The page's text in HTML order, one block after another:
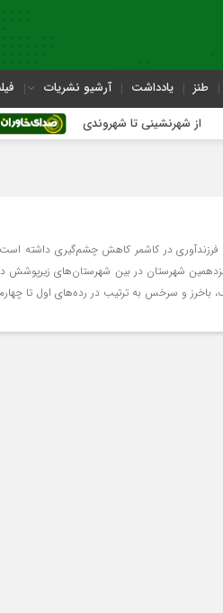
طنز یادداشت آرشیو نشریات
تا شهروندی اصناف
فرزندآوری در کاشمر کاهش چشم‌گیری داشته
شهرستان در بین شهرستان‌های زیرپوشش
باخرز و سرخس به ترتیب در رده‌های اول تا